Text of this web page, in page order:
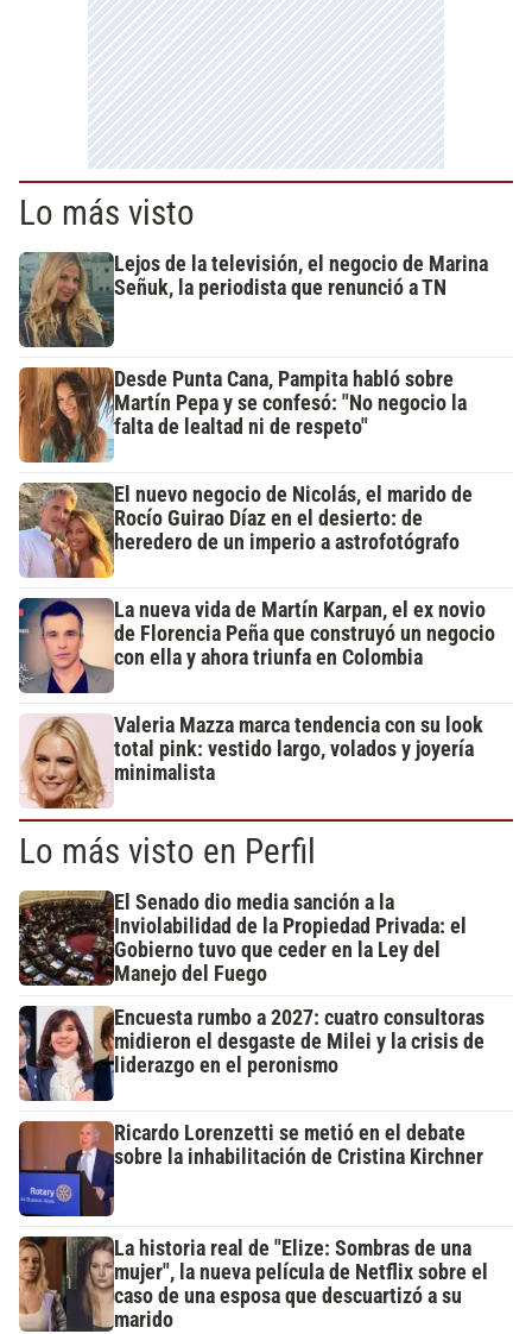
Lo más visto
Lejos de la televisión, el negocio de Marina
Señuk, la periodista que renunció a TN
Desde Punta Cana, Pampita habló sobre
Martín Pepa y se confesó: "No negocio la
falta de lealtad ni de respeto"
El nuevo negocio de Nicolás, el marido de
Rocío Guirao Díaz en el desierto: de
heredero de un imperio a astrofotógrafo
La nueva vida de Martín Karpan, el ex novio
de Florencia Peña que construyó un negocio
con ella y ahora triunfa en Colombia
Valeria Mazza marca tendencia con su look
total pink: vestido largo, volados y joyería
minimalista
Lo más visto en Perfil
El Senado dio media sanción a la
Inviolabilidad de la Propiedad Privada: el
Gobierno tuvo que ceder en la Ley del
Manejo del Fuego
Encuesta rumbo a 2027: cuatro consultoras
midieron el desgaste de Milei y la crisis de
liderazgo en el peronismo
Ricardo Lorenzetti se metió en el debate
sobre la inhabilitación de Cristina Kirchner
La historia real de "Elize: Sombras de una
mujer", la nueva película de Netflix sobre el
caso de una esposa que descuartizó a su
marido